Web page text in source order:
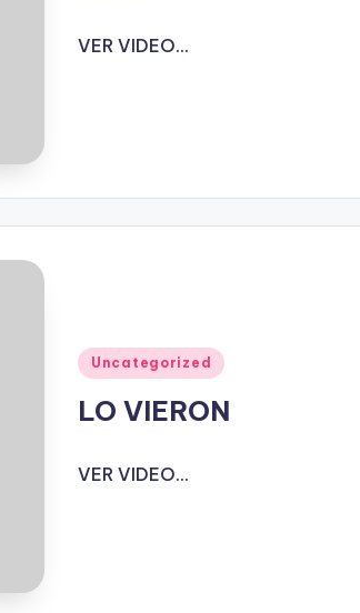
VER VIDEO...
Publicado
Uncategorized
LO VIERON
VER VIDEO...